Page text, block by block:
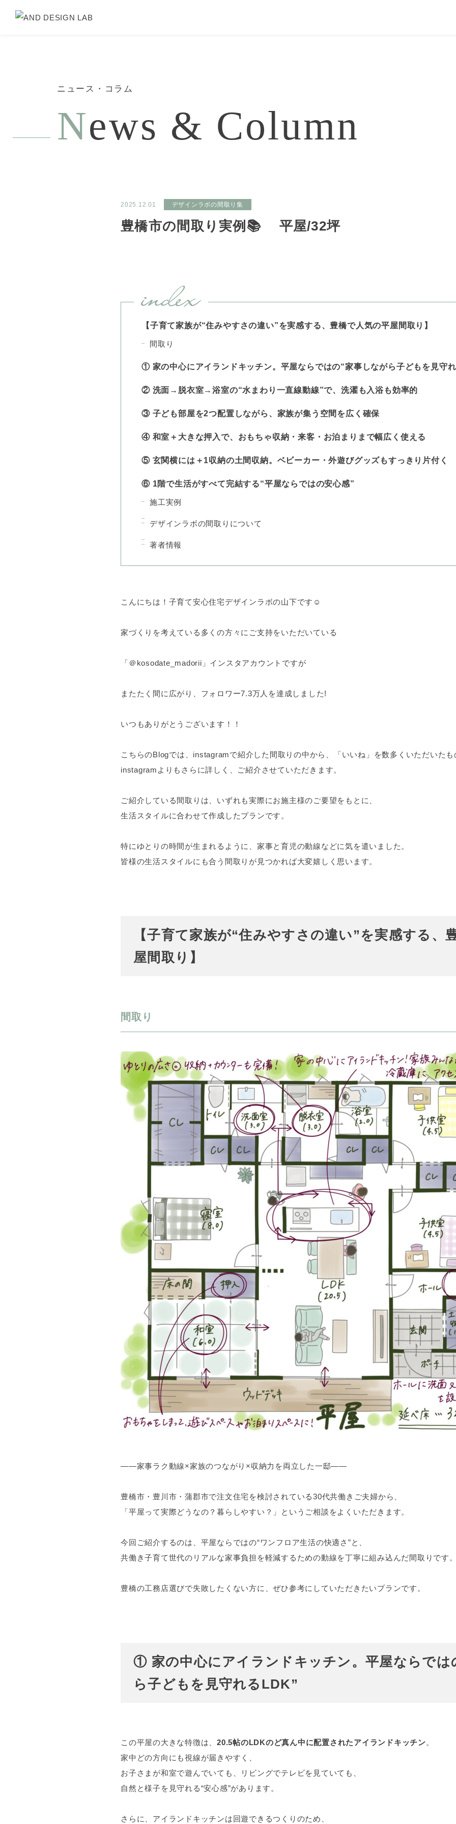
ニュース・コラム
News & Column
2025.12.01 デザインラボの間取り集
豊橋市の間取り実例📚 平屋/32坪
【子育て家族が“住みやすさの違い”を実感する、豊橋で人気の平屋間取り】
間取り
① 家の中心にアイランドキッチン。平屋ならではの“家事しながら子どもを見守
② 洗面→脱衣室→浴室の“水まわり一直線動線”で、洗濯も入浴も効率的
③ 子ども部屋を2つ配置しながら、家族が集う空間を広く確保
④ 和室＋大きな押入で、おもちゃ収納・来客・お泊まりまで幅広く使える
⑤ 玄関横には＋1収納の土間収納。ベビーカー・外遊びグッズもすっきり片付く
⑥ 1階で生活がすべて完結する“平屋ならではの安心感”
施工実例
デザインラボの間取りについて
著者情報
こんにちは！子育て安心住宅デザインラボの山下です☺
家づくりを考えている多くの方々にご支持をいただいている
「＠kosodate_madorii」インスタアカウントですが
またたく間に広がり、フォロワー7.3万人を達成しました!
いつもありがとうございます！！
こちらのBlogでは、instagramで紹介した間取りの中から、「いいね」を数多くいただいた
instagramよりもさらに詳しく、ご紹介させていただきます。
ご紹介している間取りは、いずれも実際にお施主様のご要望をもとに、
生活スタイルに合わせて作成したプランです。
特にゆとりの時間が生まれるように、家事と育児の動線などに気を遣いました。
皆様の生活スタイルにも合う間取りが見つかれば大変嬉しく思います。
【子育て家族が“住みやすさの違い”を実感する、
屋間取り】
間取り
――家事ラク動線×家族のつながり×収納力を両立した一邸――
豊橋市・豊川市・蒲郡市で注文住宅を検討されている30代共働きご夫婦から、
「平屋って実際どうなの？暮らしやすい？」というご相談をよくいただきます。
今回ご紹介するのは、平屋ならではの“ワンフロア生活の快適さ”と、
共働き子育て世代のリアルな家事負担を軽減するための動線を丁寧に組み込んだ間取りです
豊橋の工務店選びで失敗したくない方に、ぜひ参考にしていただきたいプランです。
① 家の中心にアイランドキッチン。平屋ならでは
ら子どもを見守れるLDK”
この平屋の大きな特徴は、 20.5帖のLDKのど真ん中に配置されたアイランドキッチン。
家中どの方向にも視線が届きやすく、
お子さまが和室で遊んでいても、リビングでテレビを見ていても、
自然と様子を見守れる“安心感”があります。
さらに、アイランドキッチンは回遊できるつくりのため、